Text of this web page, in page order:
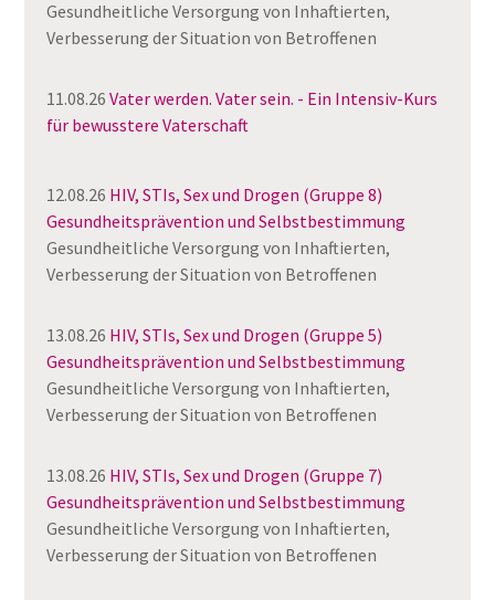
Gesundheitliche Versorgung von Inhaftierten,
Verbesserung der Situation von Betroffenen
11.08.26Vater werden. Vater sein. - Ein Intensiv-Kurs
für bewusstere Vaterschaft
12.08.26 HIV, STIs, Sex und Drogen (Gruppe 8)
Gesundheitsprävention und Selbstbestimmung
Gesundheitliche Versorgung von Inhaftierten,
Verbesserung der Situation von Betroffenen
13.08.26 HIV, STIs, Sex und Drogen (Gruppe 5)
Gesundheitsprävention und Selbstbestimmung
Gesundheitliche Versorgung von Inhaftierten,
Verbesserung der Situation von Betroffenen
13.08.26 HIV, STIs, Sex und Drogen (Gruppe 7)
Gesundheitsprävention und Selbstbestimmung
Gesundheitliche Versorgung von Inhaftierten,
Verbesserung der Situation von Betroffenen